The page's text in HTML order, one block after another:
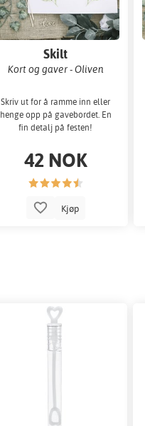
Skilt
Kort og gaver - Oliven
Skriv ut for å ramme inn eller
henge opp på gavebordet. En
fin detalj på festen!
42 NOK
Kjøp